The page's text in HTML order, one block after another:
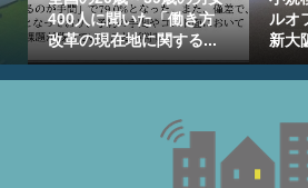
400人に聞いた「働き方
改革の現在地に関する...
ルオ
新大